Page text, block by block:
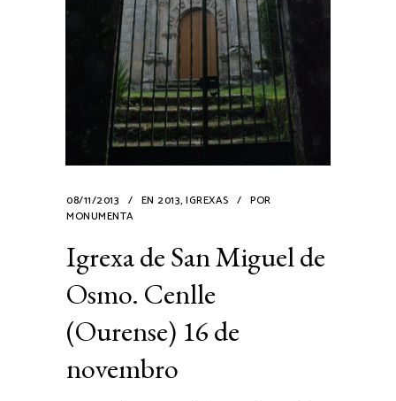
08/11/2013 EN 2013, IGREXAS
POR
MONUMENTA
Igrexa de San Miguel de
Osmo. Cenlle
(Ourense) 16 de
novembro